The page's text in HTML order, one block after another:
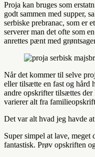
Proja kan bruges som
godt sammen med supper,
serbiske prebranac, som er
serverer man det ofte som
anrettes pænt med
Når det kommer til selve
eller tilsætte en fast og hård
andre opskrifter tilsættes
varierer alt fra
Det var alt hvad jeg havde
Super simpel at lave, meget
fantastisk. Prøv opskriften